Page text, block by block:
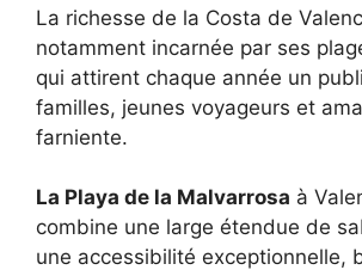
La richesse de la Costa de
notamment incarnée par ses
qui attirent chaque année un
familles, jeunes voyageurs et
farniente.
La Playa de la Malvarrosa à
combine une large étendue de
une accessibilité exceptionnelle,